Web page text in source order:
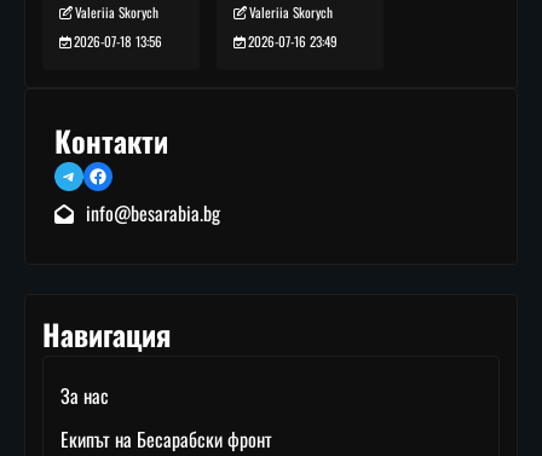
Valeriia Skorych
2026-07-18 13:56
Valeriia Skorych
2026-07-16 23:49
Контакти
TelegramFacebook
info@besarabia.bg
Навигация
За нас
Екипът на Бесарабски фронт